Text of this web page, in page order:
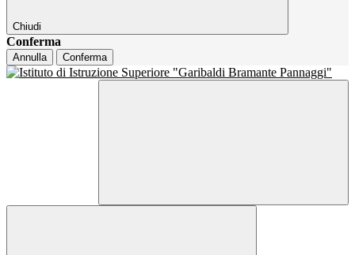
Chiudi
Conferma
Annulla Conferma